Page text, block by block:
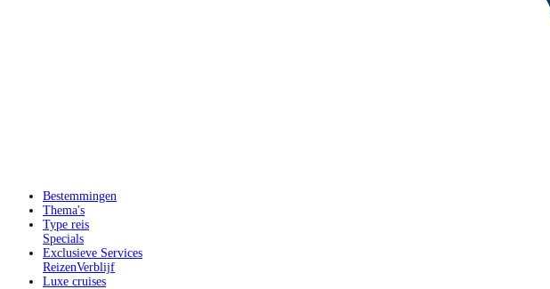
Bestemmingen
Thema's
Type reis
Specials
Exclusieve Services
ReizenVerblijf
Luxe cruises